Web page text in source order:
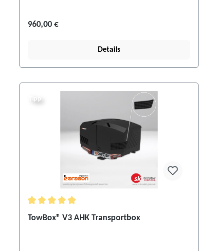
960,00 €
Details
Tipp
Durchschnittliche Bewertung von 5 von 5 Sternen
TowBox® V3 AHK Transportbox